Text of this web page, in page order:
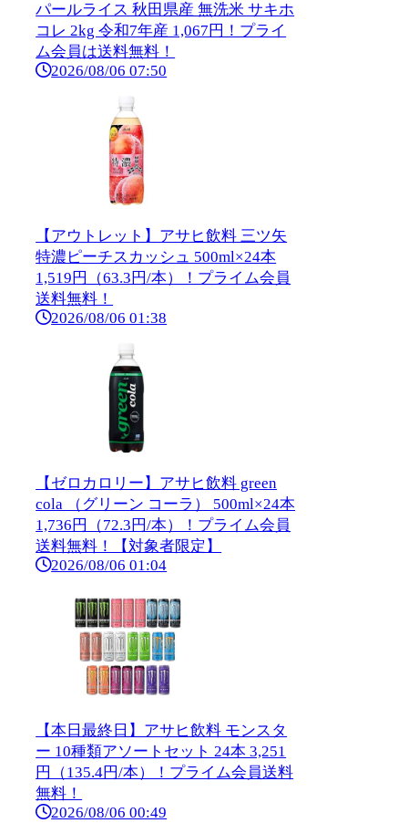
パールライス 秋田県産 無洗米 サキホ
コレ 2kg 令和7年産 1,067円！プライ
ム会員は送料無料！
2026/08/06 07:50
【アウトレット】アサヒ飲料 三ツ矢
特濃ピーチスカッシュ 500ml×24本
1,519円（63.3円/本）！プライム会員
送料無料！
2026/08/06 01:38
【ゼロカロリー】アサヒ飲料 green
cola （グリーン コーラ） 500ml×24本
1,736円（72.3円/本）！プライム会員
送料無料！【対象者限定】
2026/08/06 01:04
【本日最終日】アサヒ飲料 モンスタ
ー 10種類アソートセット 24本 3,251
円（135.4円/本）！プライム会員送料
無料！
2026/08/06 00:49